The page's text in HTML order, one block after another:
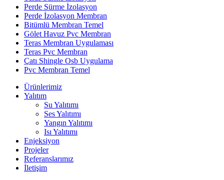
Perde Sürme İzolasyon
Perde İzolasyon Membran
Bitümlü Membran Temel
Gölet Havuz Pvc Membran
Teras Membran Uygulaması
Teras Pvc Membran
Çatı Shingle Osb Uygulama
Pvc Membran Temel
Ürünlerimiz
Yalıtım
Su Yalıtımı
Ses Yalıtımı
Yangın Yalıtımı
Isı Yalıtımı
Enjeksiyon
Projeler
Referanslarımız
İletişim